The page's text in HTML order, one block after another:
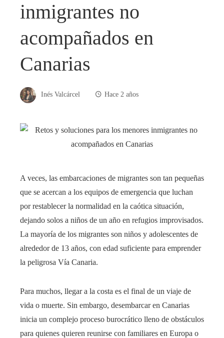
inmigrantes no
acompañados en
Canarias
Inés Valcárcel Hace 2 años
A veces, las embarcaciones de migrantes son tan pequeñas
que se acercan a los equipos de emergencia que luchan
por restablecer la normalidad en la caótica situación,
dejando solos a niños de un año en refugios improvisados.
La mayoría de los migrantes son niños y adolescentes de
alrededor de 13 años, con edad suficiente para emprender
la peligrosa Vía Canaria.
Para muchos, llegar a la costa es el final de un viaje de
vida o muerte. Sin embargo, desembarcar en Canarias
inicia un complejo proceso burocrático lleno de obstáculos
para quienes quieren reunirse con familiares en Europa o